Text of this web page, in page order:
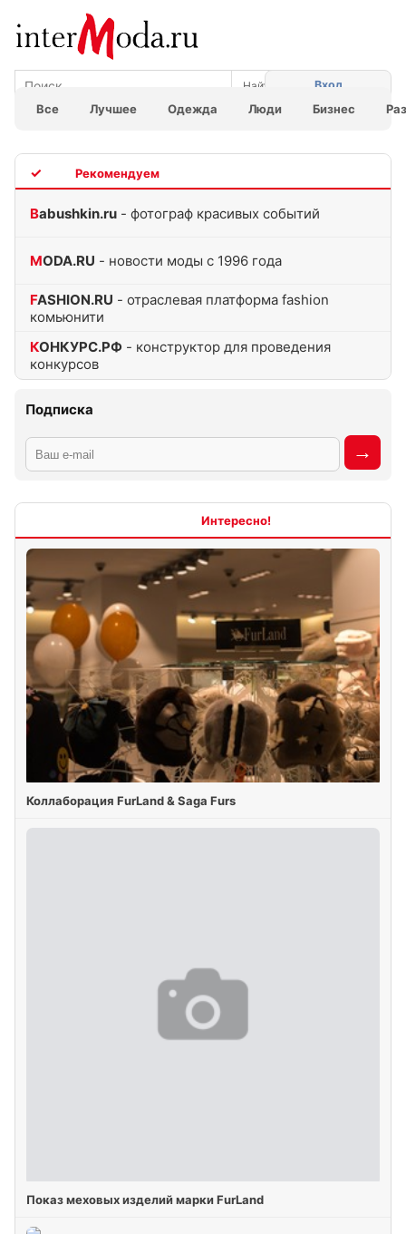
Все Лучшее Одежда Люди Бизнес
Вход
Babushkin.ru - фотограф красивых событий
MODA.RU - новости моды с 1996 года
FASHION.RU - отраслевая платформа fashion
комьюнити
КОНКУРС.РФ - конструктор для проведения
конкурсов
Подписка
Коллаборация FurLand & Saga Furs
Показ меховых изделий марки FurLand